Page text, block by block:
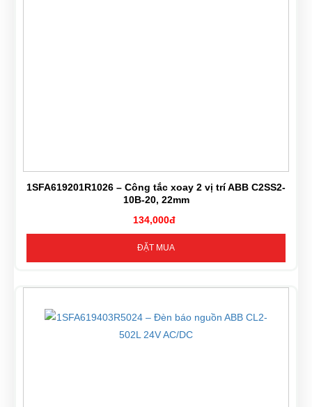
1SFA619201R1026 – Công tắc xoay 2 vị trí ABB C2SS2-
10B-20, 22mm
134,000đ
ĐẶT MUA